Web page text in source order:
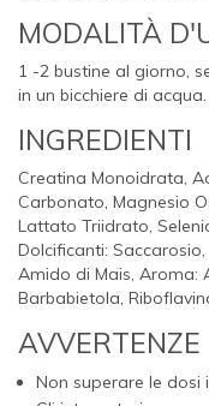
MODALITÀ
1 -2 bustine al giorno,
in un bicchiere di acqua.
INGREDIENTI
Creatina Monoidrata,
Carbonato, Magnesio
Lattato Triidrato,
Dolcificanti:
Amido di Mais, Aroma:
Barbabietola,
AVVERTENZE
Non superare le dosi